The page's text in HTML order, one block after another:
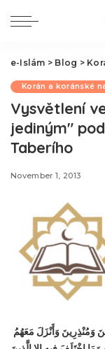
e-Islám > Blog >
Korán a koránské
Vysvětlení
jediným"
Taberího
November 1, 2013
وَمُنْذِرِينَ وَأَنْزَلَ مَعَهُمُ